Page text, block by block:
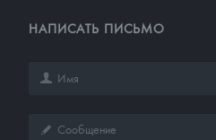
НАПИСАТЬ ПИСЬМО